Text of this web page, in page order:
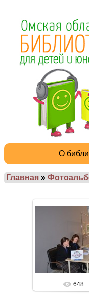
О
Главная »
648